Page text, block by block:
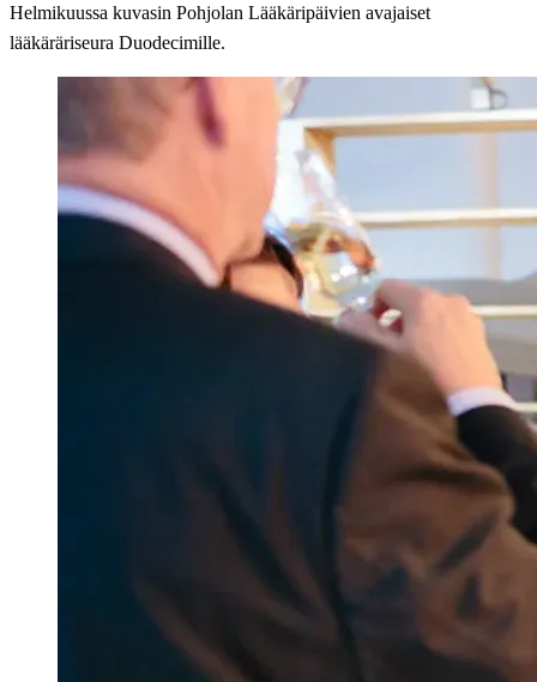
Helmikuussa kuvasin Pohjolan Lääkäripäivien avajaiset
lääkäräriseura Duodecimille.